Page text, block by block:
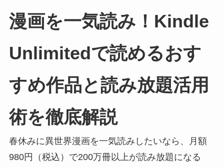
漫画を一気読み！Kindle
Unlimitedで読めるおす
すめ作品と読み放題活用
術を徹底解説
春休みに異世界漫画を一気読みしたいなら、月額
980円（税込）で200万冊以上が読み放題になる